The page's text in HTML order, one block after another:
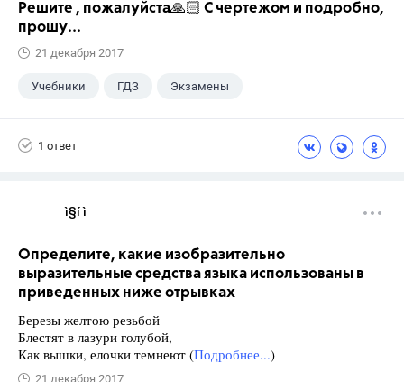
Решите , пожалуйста🙏🏻 С чертежом и подробно,
прошу...
21 декабря 2017
Учебники ГДЗ Экзамены
1 ответ
ì§í ì 
Определите, какие изобразительно
выразительные средства языка использованы в
приведенных ниже отрывках
Березы желтою резьбой
Блестят в лазури голубой,
Как вышки, елочки темнеют (Подробнее...)
21 декабря 2017